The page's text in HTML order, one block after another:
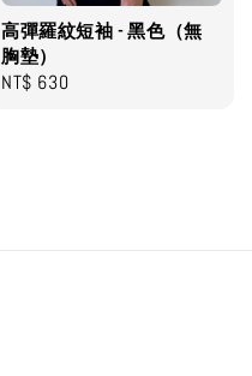
高彈羅紋短袖 - 黑色（無
胸墊）
Regular
NT$ 630